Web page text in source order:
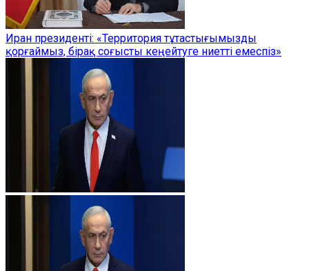
Иран президенті: «Территория тұтастығымызды
қорғаймыз, бірақ соғысты кеңейтуге ниетті емеспіз»